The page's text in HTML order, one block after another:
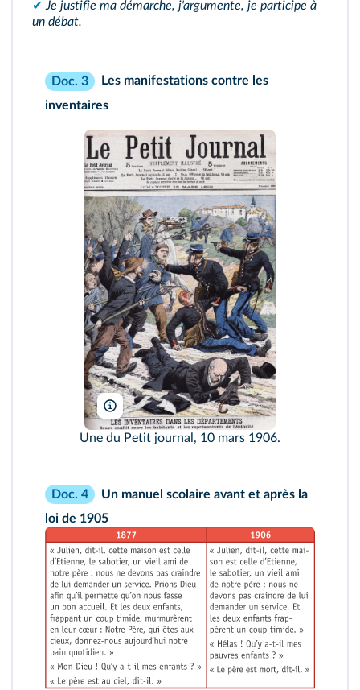
✔ Je justifie ma démarche, j'argumente, je participe à
un débat.
Doc. 3
Les manifestations contre les
inventaires
Bianchetti/Leemage
Une du Petit journal, 10 mars 1906.
Doc. 4
Un manuel scolaire avant et après la
loi de 1905